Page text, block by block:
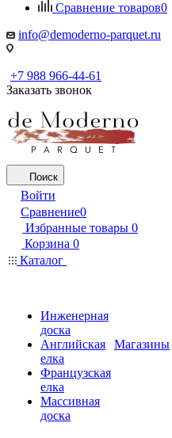
Сравнение товаров0
info@demoderno-parquet.ru
+7 988 966-44-61
Заказать звонок
Поиск
Войти
Сравнение0
Избранные товары 0
Корзина 0
Каталог
Инженерная
доска
Английская
елка
Французская
елка
Массивная
доска
Магазины